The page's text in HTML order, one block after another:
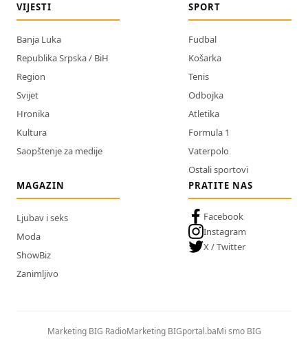
VIJESTI
Banja Luka
Republika Srpska / BiH
Region
Svijet
Hronika
Kultura
Saopštenje za medije
SPORT
Fudbal
Košarka
Tenis
Odbojka
Atletika
Formula 1
Vaterpolo
Ostali sportovi
MAGAZIN
Ljubav i seks
Moda
ShowBiz
Zanimljivo
PRATITE NAS
Facebook
Instagram
X / Twitter
Marketing BIG RadioMarketing BIGportal.baMi smo BIG